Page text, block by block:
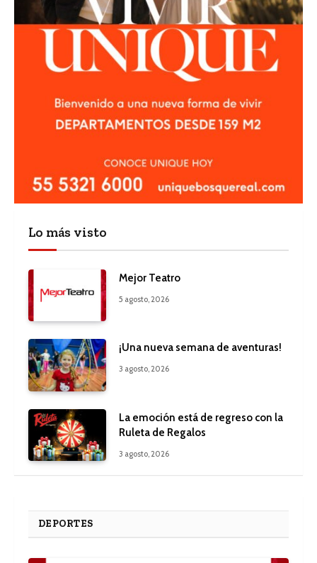
Lo más visto
Mejor Teatro
5 agosto, 2026
¡Una nueva semana de aventuras!
3 agosto, 2026
La emoción está de regreso con la
Ruleta de Regalos
3 agosto, 2026
DEPORTES